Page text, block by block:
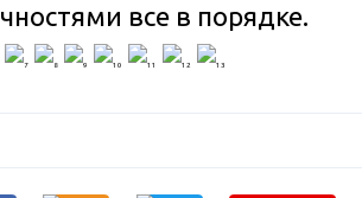
все в порядке.